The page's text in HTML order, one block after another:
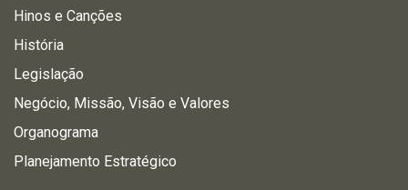
Hinos e Canções
História
Legislação
Negócio, Missão, Visão e Valores
Organograma
Planejamento Estratégico